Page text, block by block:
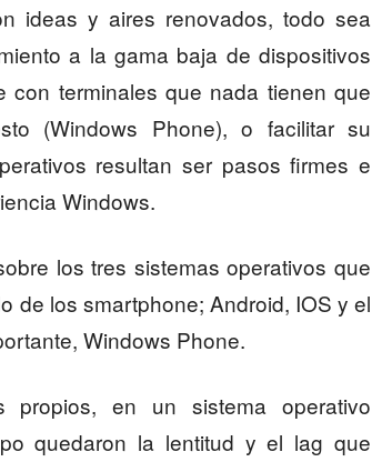
ideas y aires renovados, todo sea
a la gama baja de dispositivos
con terminales que nada tienen que
(Windows Phone), o facilitar su
resultan ser pasos firmes e
Windows.
los tres sistemas operativos que
de los smartphone; Android, IOS y el
Windows Phone.
propios, en un sistema operativo
quedaron la lentitud y el lag que